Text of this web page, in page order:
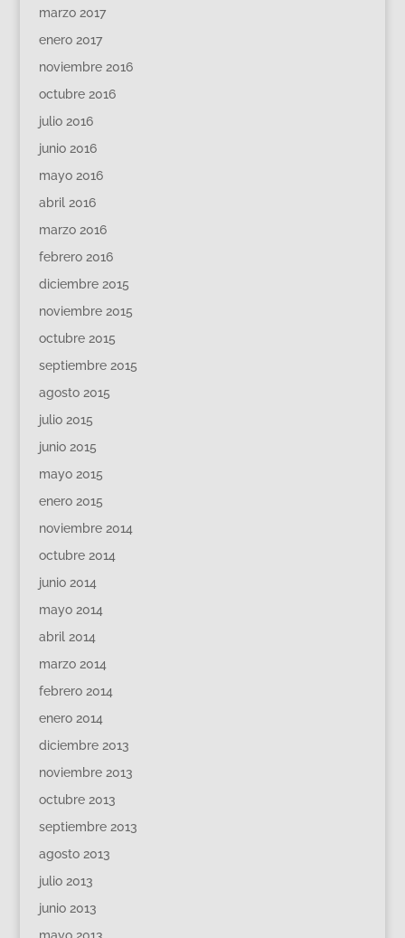
marzo 2017
enero 2017
noviembre 2016
octubre 2016
julio 2016
junio 2016
mayo 2016
abril 2016
marzo 2016
febrero 2016
diciembre 2015
noviembre 2015
octubre 2015
septiembre 2015
agosto 2015
julio 2015
junio 2015
mayo 2015
enero 2015
noviembre 2014
octubre 2014
junio 2014
mayo 2014
abril 2014
marzo 2014
febrero 2014
enero 2014
diciembre 2013
noviembre 2013
octubre 2013
septiembre 2013
agosto 2013
julio 2013
junio 2013